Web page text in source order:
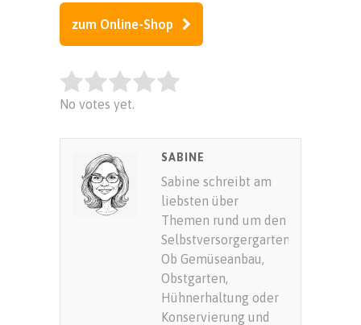
zum Online-Shop
Rate this item:
SUBMIT RATING
No votes yet.
SABINE
Sabine schreibt am
liebsten über
Themen rund um den
Selbstversorgergarten.
Ob Gemüseanbau,
Obstgarten,
Hühnerhaltung oder
Konservierung und